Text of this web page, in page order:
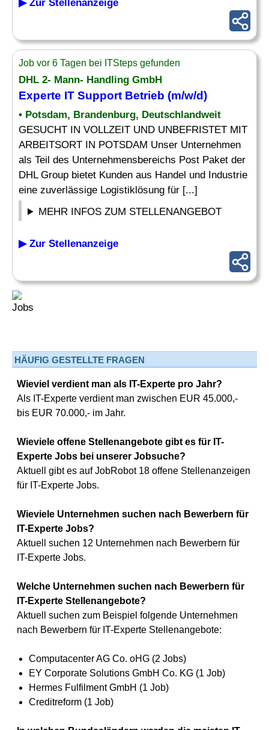
▶ Zur Stellenanzeige
Job vor 6 Tagen bei ITSteps gefunden
DHL 2- Mann- Handling GmbH
Experte IT Support Betrieb (m/w/d)
• Potsdam, Brandenburg, Deutschlandweit
GESUCHT IN VOLLZEIT UND UNBEFRISTET MIT
ARBEITSORT IN POTSDAM Unser Unternehmen
als Teil des Unternehmensbereichs Post Paket der
DHL Group bietet Kunden aus Handel und Industrie
eine zuverlässige Logistiklösung für [...]
MEHR INFOS ZUM STELLENANGEBOT
▶ Zur Stellenanzeige
HÄUFIG GESTELLTE FRAGEN
Wieviel verdient man als IT-Experte pro Jahr?
Als IT-Experte verdient man zwischen EUR 45.000,-
bis EUR 70.000,- im Jahr.
Wieviele offene Stellenangebote gibt es für IT-
Experte Jobs bei unserer Jobsuche?
Aktuell gibt es auf JobRobot 18 offene Stellenanzeigen
für IT-Experte Jobs.
Wieviele Unternehmen suchen nach Bewerbern für
IT-Experte Jobs?
Aktuell suchen 12 Unternehmen nach Bewerbern für
IT-Experte Jobs.
Welche Unternehmen suchen nach Bewerbern für
IT-Experte Stellenangebote?
Aktuell suchen zum Beispiel folgende Unternehmen
nach Bewerbern für IT-Experte Stellenangebote:
Computacenter AG Co. oHG (2 Jobs)
EY Corporate Solutions GmbH Co. KG (1 Job)
Hermes Fulfilment GmbH (1 Job)
Creditreform (1 Job)